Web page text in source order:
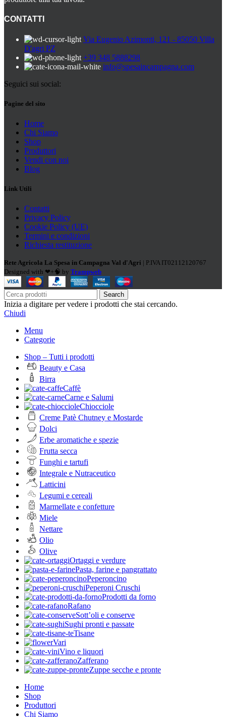
CONTATTI
Via Eugenio Azimonti, 121 - 85050 Villa
D'agri PZ
+39 348 5888298
info@spesaincampagna.com
Seguici sui social:
Pagine del sito
Home
Chi Siamo
Shop
Produttori
Vendi con noi
Blog
Link Utili
Contatti
Privacy Policy
Cookie Policy (UE)
Termini e condizioni
Richiesta restituzione
Rete Agricola La Spesa in Campagna Val d'Agri | P.IVA IT02112120767
Designed with ❤+🧠 by Trampweb
Search
Inizia a digitare per vedere i prodotti che stai cercando.
Chiudi
Menu
Categorie
Shop – Tutti i prodotti
Beauty e Casa
Birra
Caffè
Carne e Salumi
Chiocciole
Creme Patè Chutney e Mostarde
Dolci
Erbe aromatiche e spezie
Frutta secca
Funghi e tartufi
Integrale e Nutraceutico
Latticini
Legumi e cereali
Marmellate e confetture
Miele
Nettare
Olio
Olive
Ortaggi e verdure
Pasta, farine e pangrattato
Peperoncino
Peperoni Cruschi
Prodotti da forno
Rafano
Sott’oli e conserve
Sughi pronti e passate
Tisane
Vari
Vino e liquori
Zafferano
Zuppe secche e pronte
Home
Shop
Produttori
Chi Siamo